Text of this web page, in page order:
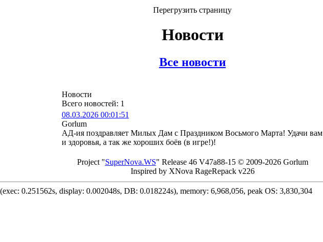
Перегрузить страницу
Новости
Все новости
Новости
Всего новостей: 1
08.03.2026 00:01:51
Gorlum
АД-ия поздравляет Милых Дам с Праздником Восьмого Марта! Удачи вам
и здоровья, а так же хороших боёв (в игре!)!
Project "SuperNova.WS" Release 46 V47a88-15 © 2009-2026 Gorlum
Inspired by XNova RageRepack v226
0.251562s, display: 0.002048s, DB: 0.018224s), memory: 6,968,056, peak OS: 3,830,304